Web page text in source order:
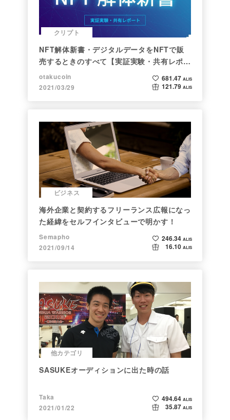
クリプト
NFT解体新書・デジタルデータをNFTで販
売するときのすべて【実証実験・共有レポー
ト】
otakucoin
2021/03/29
681.47 ALIS
121.79 ALIS
ビジネス
海外企業と契約するフリーランス広報になっ
た経緯をセルフインタビューで明かす！
Semapho
2021/09/14
246.34 ALIS
16.10 ALIS
他カテゴリ
SASUKEオーディションに出た時の話
Taka
2021/01/22
494.64 ALIS
35.87 ALIS